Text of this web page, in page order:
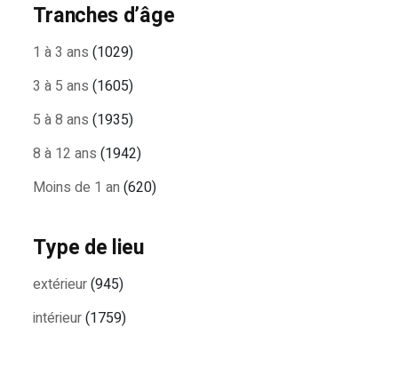
Tranches d’âge
1 à 3 ans (1029)
3 à 5 ans (1605)
5 à 8 ans (1935)
8 à 12 ans (1942)
Moins de 1 an (620)
Type de lieu
extérieur(945)
intérieur(1759)